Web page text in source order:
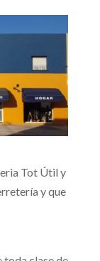
Tot Útil y
y que